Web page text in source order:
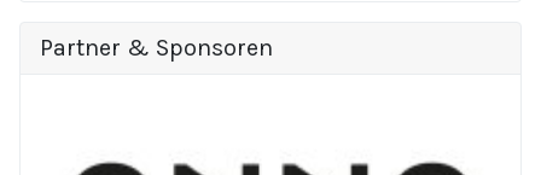
Partner & Sponsoren